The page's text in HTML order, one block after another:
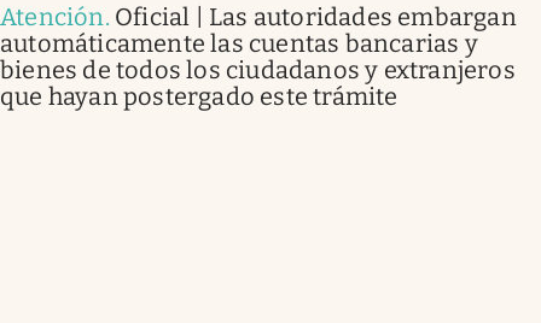
Atención. Oficial | Las autoridades embargan
automáticamente las cuentas bancarias y
bienes de todos los ciudadanos y extranjeros
que hayan postergado este trámite